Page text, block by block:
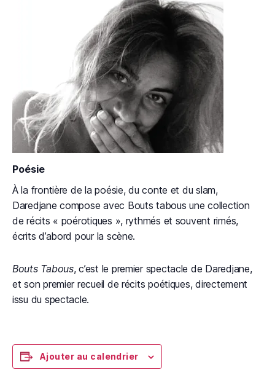
Poésie
À la frontière de la poésie, du conte et du slam,
Daredjane compose avec Bouts tabous une collection
de récits « poérotiques », rythmés et souvent rimés,
écrits d’abord pour la scène.
Bouts Tabous, c’est le premier spectacle de Daredjane,
et son premier recueil de récits poétiques, directement
issu du spectacle.
Ajouter au calendrier